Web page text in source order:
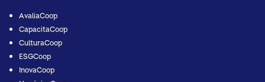
AvaliaCoop
CapacitaCoop
CulturaCoop
ESGCoop
InovaCoop